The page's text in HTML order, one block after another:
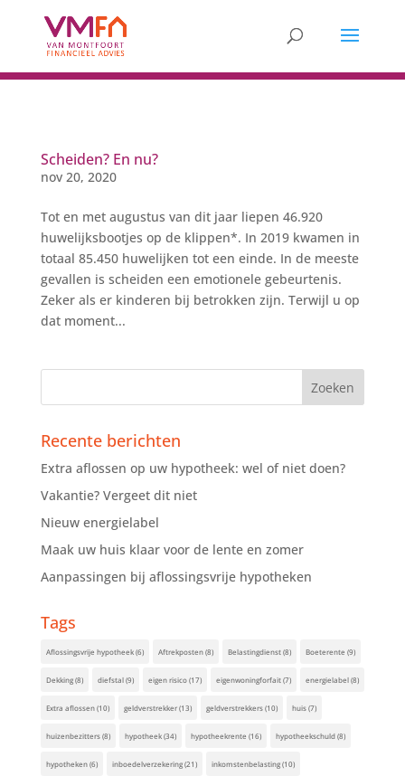
Scheiden? En nu?
nov 20, 2020
Tot en met augustus van dit jaar liepen 46.920
huwelijksbootjes op de klippen*. In 2019 kwamen in
totaal 85.450 huwelijken tot een einde. In de meeste
gevallen is scheiden een emotionele gebeurtenis.
Zeker als er kinderen bij betrokken zijn. Terwijl u op
dat moment...
Recente berichten
Extra aflossen op uw hypotheek: wel of niet doen?
Vakantie? Vergeet dit niet
Nieuw energielabel
Maak uw huis klaar voor de lente en zomer
Aanpassingen bij aflossingsvrije hypotheken
Tags
Aflossingsvrije hypotheek(6) Aftrekposten(8) Belastingdienst(8) Boeterente (9)
Dekking(8) diefstal(9) eigen risico(17) eigenwoningforfait(7) energielabel(8)
Extra aflossen(10) geldverstrekker(13) geldverstrekkers(10) huis(7)
huizenbezitters(8) hypotheek(34) hypotheekrente (16) hypotheekschuld(8)
hypotheken(6) inboedelverzekering(21) inkomstenbelasting(10)